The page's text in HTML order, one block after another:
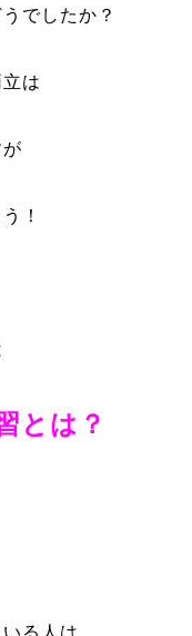
でしたか？
は
！
とは？
る人は